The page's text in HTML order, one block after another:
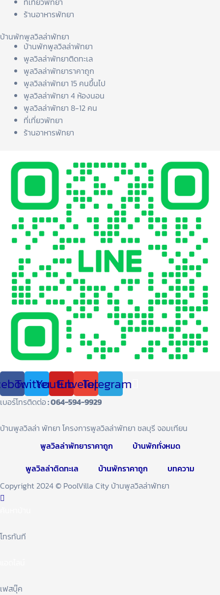
ร้านอาหารพัทยา
บ้านพักพูลวิลล่าพัทยา
บ้านพักพูลวิลล่าพัทยา
พูลวิลล่าพัทยาติดทะเล
พูลวิลล่าพัทยาราคาถูก
พูลวิลล่าพัทยา 15 คนขึ้นไป
พูลวิลล่าพัทยา 4 ห้องนอน
พูลวิลล่าพัทยา 8-12 คน
ที่เที่ยวพัทยา
ร้านอาหารพัทยา
TwitterYoutubeEnvelopeTelegram
เบอร์โทรติดต่อ: 064-594-9929
บ้านพูลวิลล่า พัทยา โครงการพูลวิลล่าพัทยา ชลบุรี จอมเทียน
พูลวิลล่าพัทยาราคาถูก
บ้านพักทั่งหมด
พูลวิลล่าติดทะเล
บ้านพักราคาถูก
บทความ
Copyright 2024 © PoolVilla City บ้านพูลวิลล่าพัทยา
โทรทันที
เฟสบุ๊ค